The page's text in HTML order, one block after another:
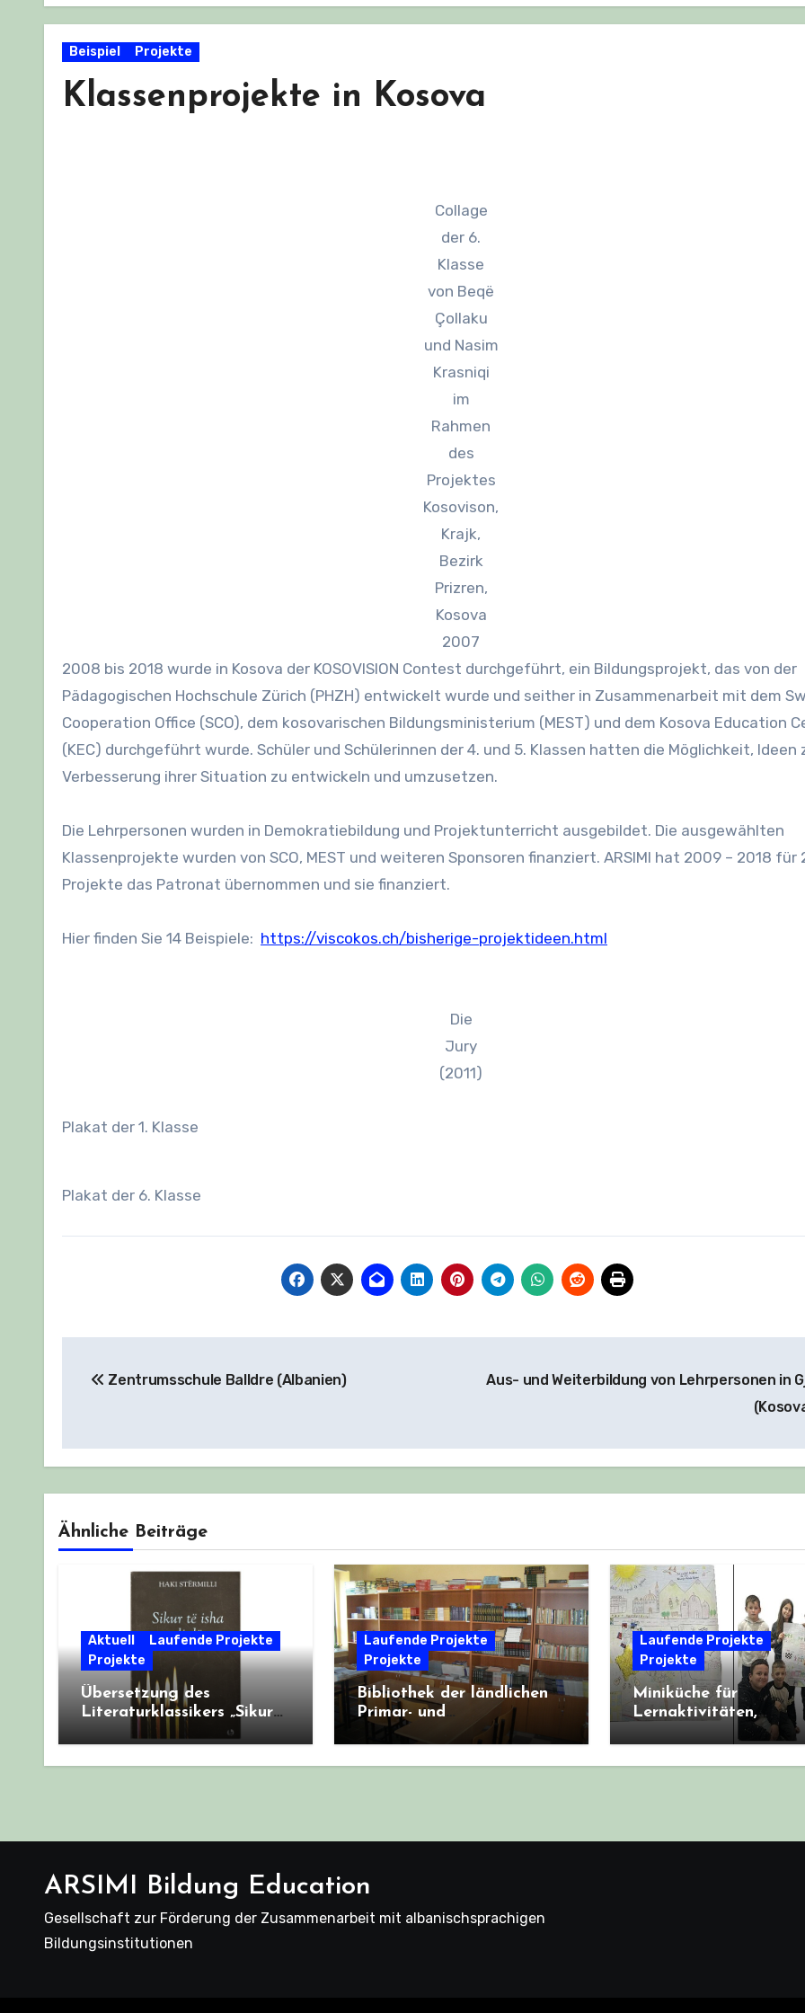
Beispiel Projekte
Klassenprojekte in Kosova
Collage
der 6.
Klasse
von Beqë
Çollaku
und Nasim
Krasniqi
im
Rahmen
des
Projektes
Kosovison,
Krajk,
Bezirk
Prizren,
Kosova
2007
2008 bis 2018 wurde in Kosova der KOSOVISION Contest durchgeführt, ein Bildungsprojekt, das von der
Pädagogischen Hochschule Zürich (PHZH) entwickelt wurde und seither in Zusammenarbeit mit dem
Cooperation Office (SCO), dem kosovarischen Bildungsministerium (MEST) und dem Kosova Education
(KEC) durchgeführt wurde. Schüler und Schülerinnen der 4. und 5. Klassen hatten die Möglichkeit, Ideen
Verbesserung ihrer Situation zu entwickeln und umzusetzen.
Die Lehrpersonen wurden in Demokratiebildung und Projektunterricht ausgebildet. Die ausgewählten
Klassenprojekte wurden von SCO, MEST und weiteren Sponsoren finanziert. ARSIMI hat 2009 – 2018 für
Projekte das Patronat übernommen und sie finanziert.
Hier finden Sie 14 Beispiele: https://viscokos.ch/bisherige-projektideen.html
Die
Jury
(2011)
Plakat der 1. Klasse
Plakat der 6. Klasse
Zentrumsschule Balldre (Albanien)
Aus- und Weiterbildung von Lehrpersonen in
Ähnliche Beiträge
Aktuell
Laufende Projekte
Projekte
Übersetzung des
Literaturklassikers „Sikur
të isha djalë“ von Haki
Stërmilli ins Deutsche
Laufende Projekte
Projekte
Bibliothek der ländlichen
Primar- und
Sekundarschule „Xhemal
Hada“ in Krahës, Albanien
Laufende Projekte
Projekte
Miniküche für
Lernaktivitäten,
Primarschule „Halil
Alidema“, Posharan,
Kosovo
ARSIMI Bildung Education
Gesellschaft zur Förderung der Zusammenarbeit mit albanischsprachigen
Bildungsinstitutionen